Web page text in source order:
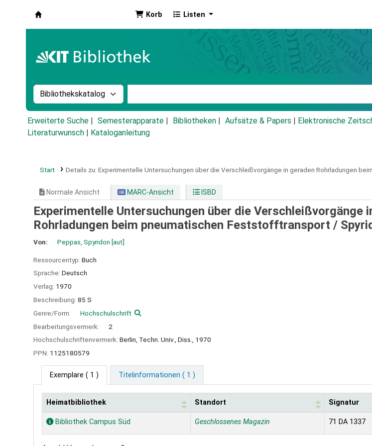
Korb Listen
Suche im Katalog nach:
Erweiterte Suche Semesterapparate Bibliotheken Aufsätze & Papers Elektronische
Literaturwunsch
Kataloganleitung
Start Details zu: Experimentelle Untersuchungen über die Verschleißvorgänge in geraden Rohrladungen
Normale Ansicht MARC-Ansicht ISBD
Experimentelle Untersuchungen über die Verschleißvorgänge
Rohrladungen beim pneumatischen Feststofftransport /
Von: Peppas, Spyridon [aut]
Ressourcentyp: Buch
Sprache: Deutsch
Verlag: 1970
Beschreibung: 85 S
Genre/Form:
Hochschulschrift
Bearbeitungsvermerk:
2
Hochschulschriftenvermerk: Berlin, Techn. Univ., Diss., 1970
PPN: 1125180579
Exemplare ( 1 ) Titelinformationen ( 1 )
Exemplare
Heimatbibliothek Standort Signatur
Bibliothek Campus Süd Geschlossenes Magazin 71 DA 1337